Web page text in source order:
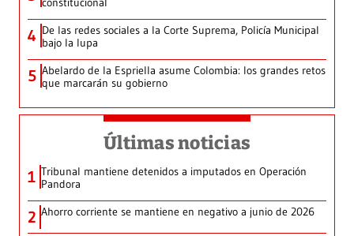
4 De las redes sociales a la Corte Suprema, Policía Municipal
bajo la lupa
5 Abelardo de la Espriella asume Colombia: los grandes retos
que marcarán su gobierno
Últimas noticias
1 Tribunal mantiene detenidos a imputados en Operación
Pandora
2 Ahorro corriente se mantiene en negativo a junio de 2026